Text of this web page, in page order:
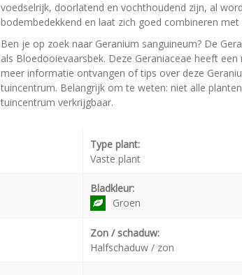
voedselrijk, doorlatend en vochthoudend zijn, al
bodembedekkend en laat zich goed combineren met
Ben je op zoek naar Geranium sanguineum? De
als Bloedooievaarsbek. Deze Geraniaceae heeft
meer informatie ontvangen of tips over deze
tuincentrum. Belangrijk om te weten: niet alle
tuincentrum verkrijgbaar.
Type plant:
Vaste plant
Bladkleur:
Groen
Zon / schaduw:
Halfschaduw / zon